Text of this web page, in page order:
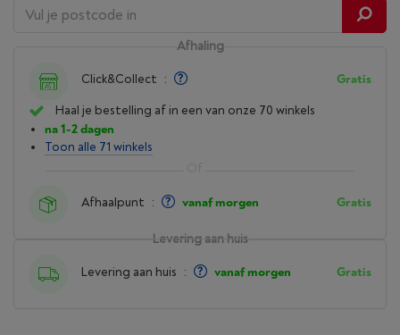
Levering aan huis
Levering aan huis : vanaf morgen Gratis
Afhaling
Click&Collect : Gratis
Haal je bestelling af in een van onze 70 winkels
na 1-2 dagen
Toon alle 71 winkels
Afhaalpunt : vanaf morgen Gratis